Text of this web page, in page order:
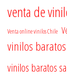
venta de
Venta online vinilos Chile
vinilos baratos
vinilos baratos